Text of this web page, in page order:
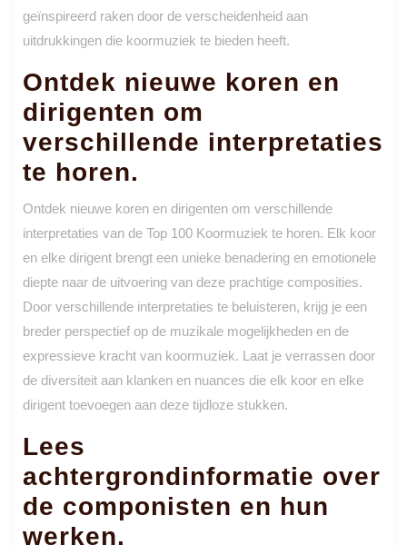
geïnspireerd raken door de verscheidenheid aan
uitdrukkingen die koormuziek te bieden heeft.
Ontdek nieuwe koren en
dirigenten om
verschillende interpretaties
te horen.
Ontdek nieuwe koren en dirigenten om verschillende
interpretaties van de Top 100 Koormuziek te horen. Elk koor
en elke dirigent brengt een unieke benadering en emotionele
diepte naar de uitvoering van deze prachtige composities.
Door verschillende interpretaties te beluisteren, krijg je een
breder perspectief op de muzikale mogelijkheden en de
expressieve kracht van koormuziek. Laat je verrassen door
de diversiteit aan klanken en nuances die elk koor en elke
dirigent toevoegen aan deze tijdloze stukken.
Lees
achtergrondinformatie over
de componisten en hun
werken.